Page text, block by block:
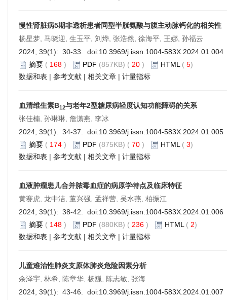
慢性肾脏病5期非透析患者同型半胱氨酸与腹主动脉钙化的相关性
杨星梦, 马晓迎, 生玉平, 刘烨, 张浩然, 徐海平, 王娜, 孙福云
2024, 39(1): 30-33. doi:10.3969/j.issn.1004-583X.2024.01.004
摘要 ( 168 ) PDF (857KB) ( 20 ) HTML ( 5)
数据和表 | 参考文献 | 相关文章 | 计量指标
血清维生素B12与老年2型糖尿病轻度认知功能障碍的关系
张佳楠, 孙琳琳, 詹潇燕, 李冰
2024, 39(1): 34-37. doi:10.3969/j.issn.1004-583X.2024.01.005
摘要 ( 174 ) PDF (875KB) ( 70 ) HTML ( 3)
数据和表 | 参考文献 | 相关文章 | 计量指标
血液肿瘤患儿合并脓毒血症的病原学特点及临床特征
黄赛虎, 龙中洁, 董兴强, 孟祥营, 吴水燕, 柏振江
2024, 39(1): 38-42. doi:10.3969/j.issn.1004-583X.2024.01.006
摘要 ( 148 ) PDF (880KB) ( 236 ) HTML ( 2)
数据和表 | 参考文献 | 相关文章 | 计量指标
儿童难治性肺炎支原体肺炎危险因素分析
余泽宇, 林希, 陈章华, 杨巍, 陈志敏, 张海
2024, 39(1): 43-46. doi:10.3969/j.issn.1004-583X.2024.01.007